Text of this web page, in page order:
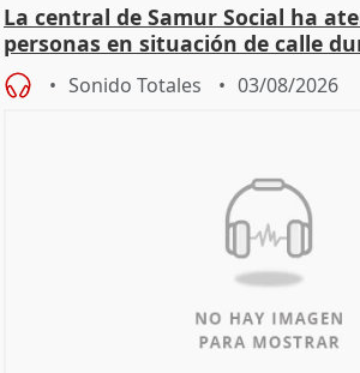
La central de Samur Social ha
personas en situación de calle
de Calor
Sonido Totales 03/08/2026